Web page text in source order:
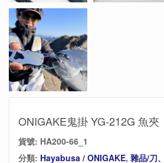
ONIGAKE鬼掛 YG-212G 魚夾
貨號: HA200-66_1
分類: Hayabusa / ONIGAKE, 雜品/刀